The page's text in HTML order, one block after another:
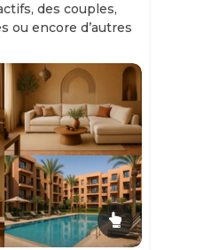
des couples,
ou encore d’autres